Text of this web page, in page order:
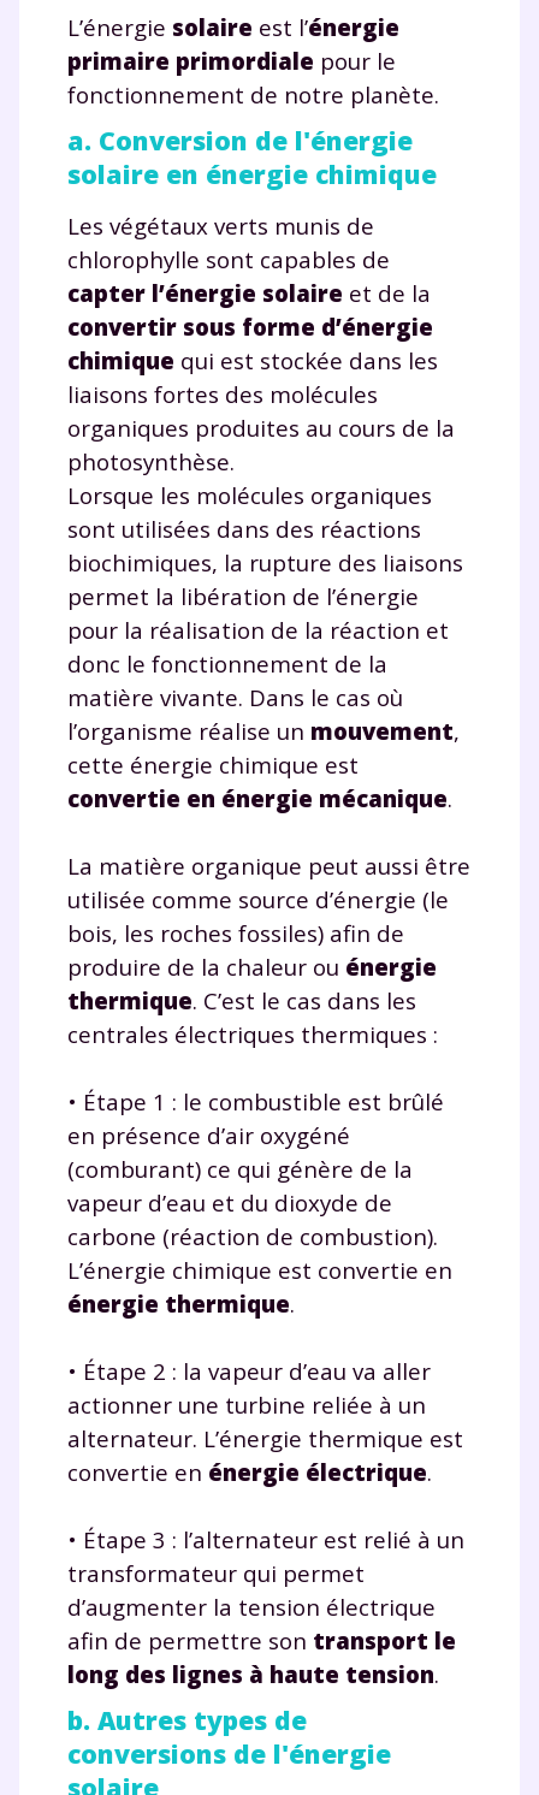
L’énergie solaire est l’énergie
primaire primordiale pour le
fonctionnement de notre planète.
a. Conversion de l'énergie
solaire en énergie chimique
Les végétaux verts munis de
chlorophylle sont capables de
capter l’énergie solaire et de la
convertir sous forme d’énergie
chimique qui est stockée dans les
liaisons fortes des molécules
organiques produites au cours de la
photosynthèse.
Lorsque les molécules organiques
sont utilisées dans des réactions
biochimiques, la rupture des liaisons
permet la libération de l’énergie
pour la réalisation de la réaction et
donc le fonctionnement de la
matière vivante. Dans le cas où
l’organisme réalise un mouvement,
cette énergie chimique est
convertie en énergie mécanique.
La matière organique peut aussi être
utilisée comme source d’énergie (le
bois, les roches fossiles) afin de
produire de la chaleur ou énergie
thermique. C’est le cas dans les
centrales électriques thermiques :
• Étape 1 : le combustible est brûlé
en présence d’air oxygéné
(comburant) ce qui génère de la
vapeur d’eau et du dioxyde de
carbone (réaction de combustion).
L’énergie chimique est convertie en
énergie thermique.
• Étape 2 : la vapeur d’eau va aller
actionner une turbine reliée à un
alternateur. L’énergie thermique est
convertie en énergie électrique.
• Étape 3 : l’alternateur est relié à un
transformateur qui permet
d’augmenter la tension électrique
afin de permettre son transport le
long des lignes à haute tension.
b. Autres types de
conversions de l'énergie
solaire